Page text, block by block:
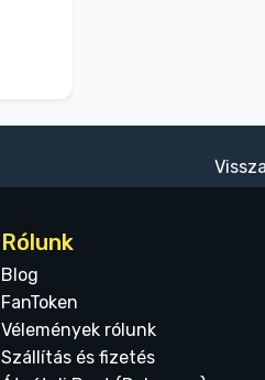
Rólunk
Blog
FanToken
Vélemények rólunk
Szállítás és fizetés